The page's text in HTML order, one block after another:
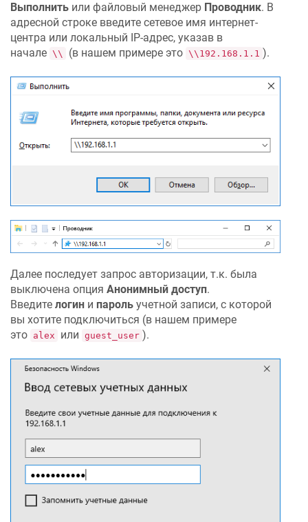
Выполнить или файловый менеджер Проводник. В
адресной строке введите сетевое имя интернет-
центра или локальный IP-адрес, указав в
начале \\ (в нашем примере это \\192.168.1.1 ).
Далее последует запрос авторизации, т.к. была
выключена опция Анонимный доступ.
Введите логин и пароль учетной записи, с которой
вы хотите подключиться (в нашем примере
это alex или guest_user ).